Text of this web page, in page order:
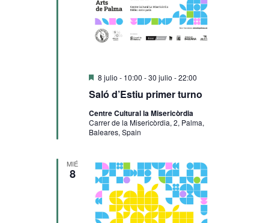
Saló d’Estiu primer turno
Destacado
8 julio - 10:00 -30 julio - 22:00
Centre Cultural la Misericòrdia
Carrer de la Misericòrdia, 2, Palma,
Baleares, Spain
MIÉ
8